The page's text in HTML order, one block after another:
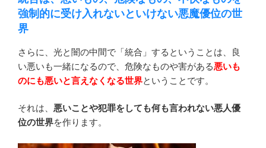
強制的に受け入れないといけない悪魔優位の世
界
さらに、光と闇の中間で「統合」するということは、良
い悪いも一緒になるので、危険なものや害がある悪いも
のにも悪いと言えなくなる世界ということです。
それは、 悪いことや犯罪をしても何も言われない悪人優
位の世界を作ります。